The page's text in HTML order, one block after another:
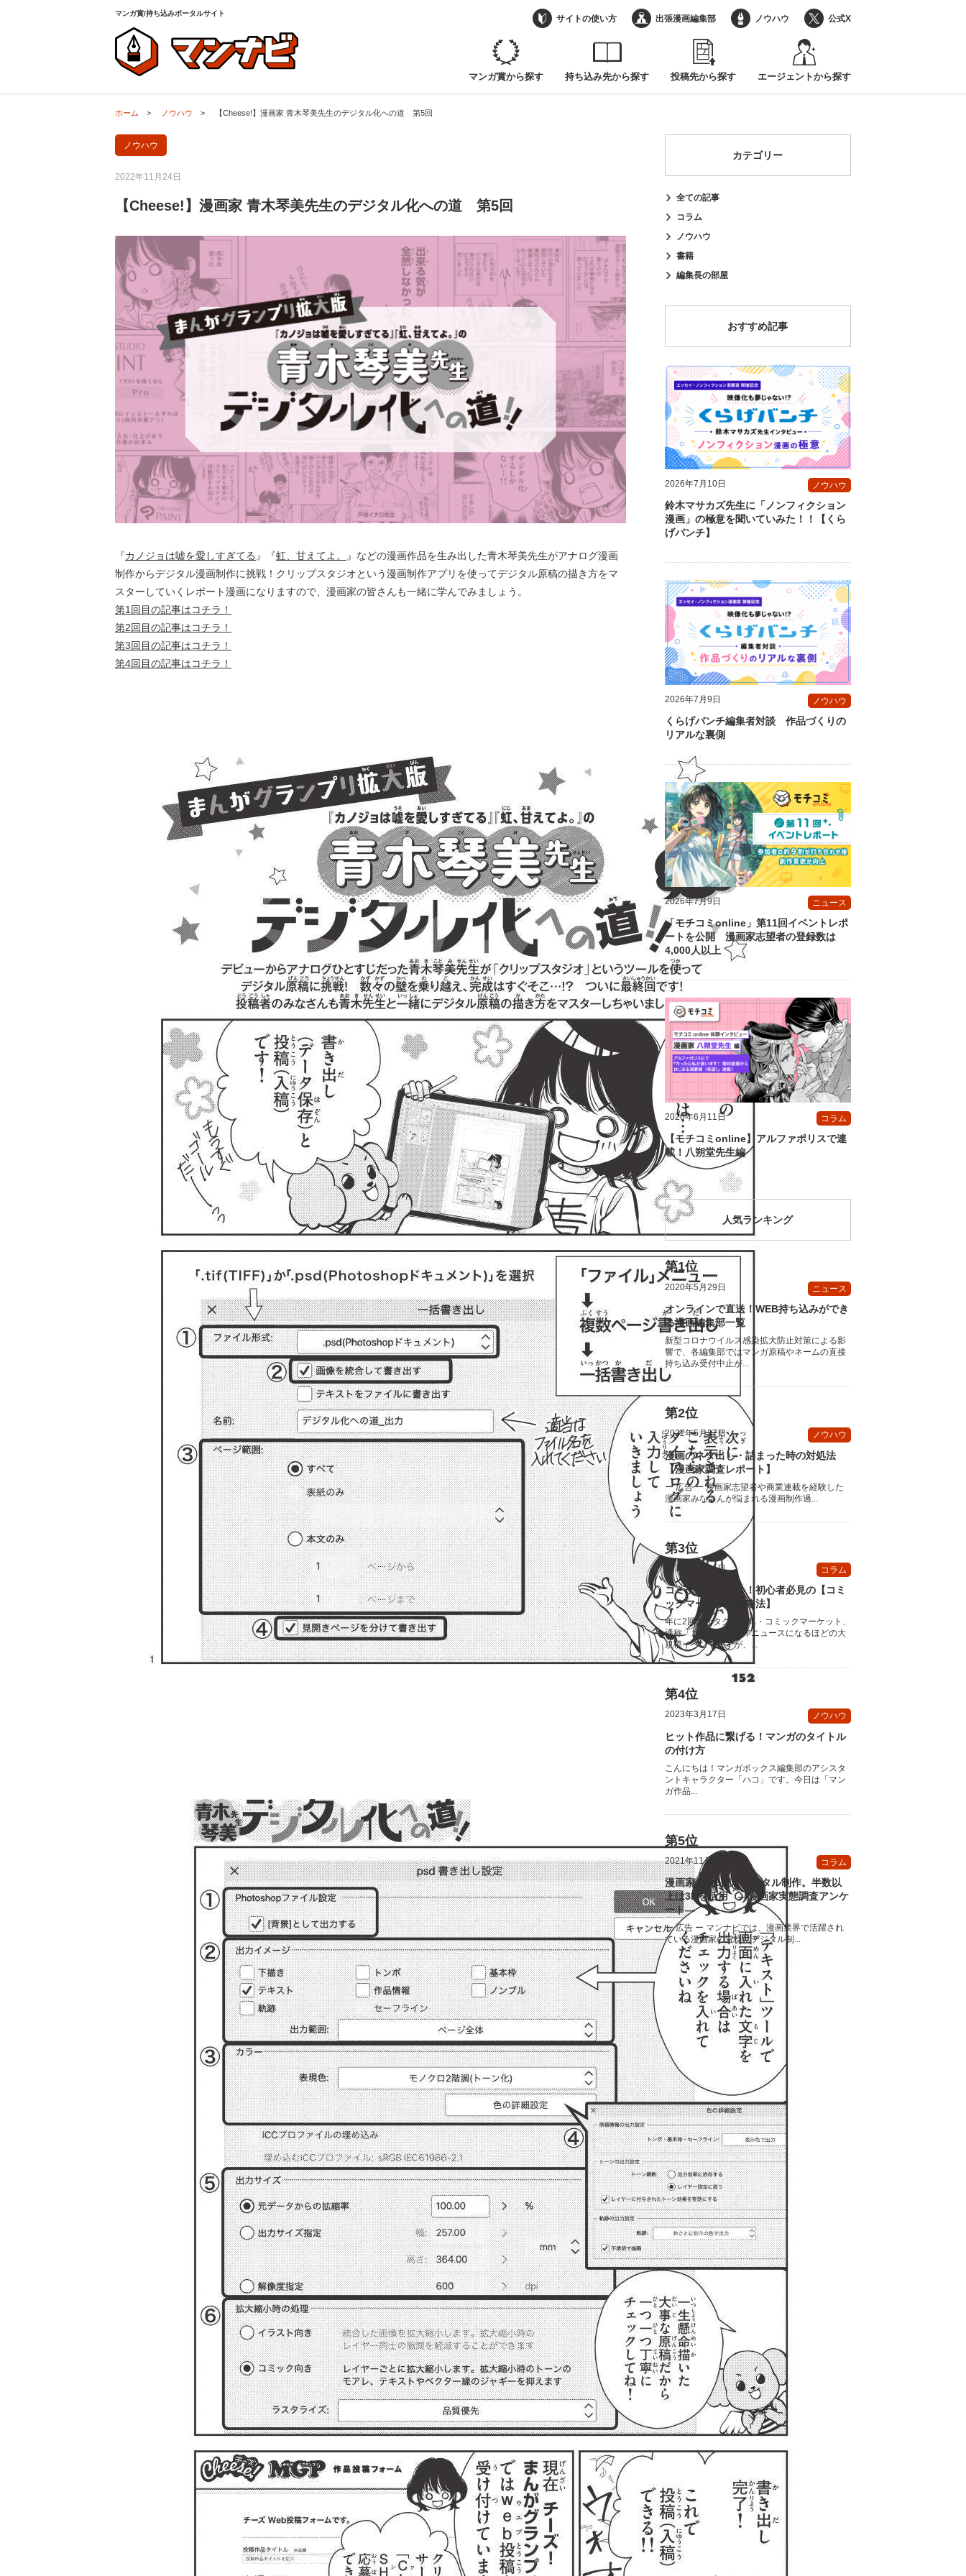
マンガ賞/持ち込みポータルサイト
マンガ賞から探す 持ち込み先から探す 投稿先から探す エージェントから探す
サイトの使い方 出張漫画編集部 ノウハウ 公式X
ホーム > ノウハウ > 【Cheese!】漫画家 青木琴美先生のデジタル化への道 第5回
ノウハウ
2022年11月24日
【Cheese!】漫画家 青木琴美先生のデジタル化への道 第5回
『カノジョは嘘を愛しすぎてる 』『虹、甘えてよ。
』などの漫画作品を生み出した青木琴美先生がアナログ漫画
制作からデジタル漫画制作に挑戦！クリップスタジオという漫画制作アプリを使ってデジタル原稿の描き方をマ
スターしていくレポート漫画になりますので、漫画家の皆さんも一緒に学んでみましょう。
第1回目の記事はコチラ！
第2回目の記事はコチラ！
第3回目の記事はコチラ！
第4回目の記事はコチラ！
カテゴリー
全ての記事
コラム
ノウハウ
書籍
編集長の部屋
おすすめ記事
2026年7月10日 ノウハウ
鈴木マサカズ先生に「ノンフィクション
漫画」の極意を聞いていみた！！【くら
げバンチ】
2026年7月9日 ノウハウ
くらげバンチ編集者対談 作品づくりの
リアルな裏側
2026年7月9日 ニュース
「モチコミonline」第11回イベントレポ
ートを公開 漫画家志望者の登録数は
4,000人以上
2026年6月11日 コラム
【モチコミonline】アルファポリスで連
載！八朔堂先生編
人気ランキング
2020年5月29日 ニュース
オンラインで直送！WEB持ち込みができ
る漫画編集部一覧
新型コロナウイルス感染拡大防止対策による影
響で、各編集部ではマンガ原稿やネームの直接
持ち込み受付中止が...
2022年5月27日 ノウハウ
漫画のネタ出し・詰まった時の対処法
【漫画家調査レポート】
ー 広告 ー 漫画家志望者や商業連載を経験した
漫画家みなさんが悩まれる漫画制作過...
2019年6月21日 コラム
コミケに行きたい！初心者必見の【コミ
ックマーケット攻略法】
年に2回のオタクの祭典・コミックマーケット、
通称「コミケ」。毎年ニュースになるほどの大
規模イベントですが、...
2023年3月17日 ノウハウ
ヒット作品に繋げる！マンガのタイトル
の付け方
こんにちは！マンガボックス編集部のアシスタ
ントキャラクター「ハコ」です。今日は「マン
ガ作品...
2021年11月30日 コラム
漫画家の約9割がデジタル制作。半数以
上は3Dを活用 ―漫画家実態調査アンケ
ート―
ー 広告 ー マンナビでは、漫画業界で活躍され
ている漫画家の皆様にデジタル制...